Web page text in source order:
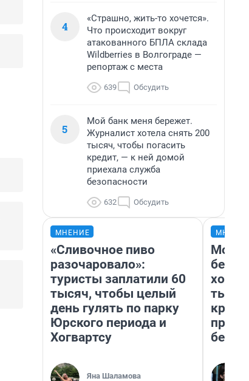
4
«Страшно, жить-то хочется».
Что происходит вокруг
атакованного БПЛА склада
Wildberries в Волгограде —
репортаж с места
639 Обсудить
5
Мой банк меня бережет.
Журналист хотела снять 200
тысяч, чтобы погасить
кредит, — к ней домой
приехала служба
безопасности
632 Обсудить
МНЕНИЕ
«Сливочное пиво
разочаровало»:
туристы заплатили 60
тысяч, чтобы целый
день гулять по парку
Юрского периода и
Хогвартсу
Яна Шаламова
Мой